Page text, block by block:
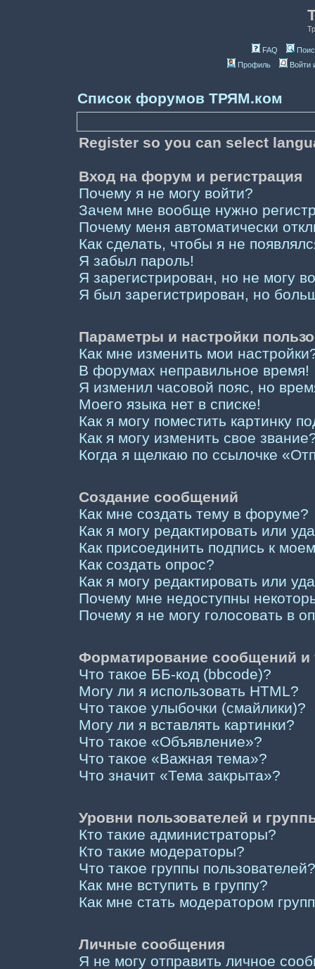
FAQ
Профиль
Войти
Список форумов ТРЯМ.ком
Register so you can select
Вход на форум и регистрация
Почему я не могу войти?
Зачем мне вообще нужно
Почему меня автоматически
Как сделать, чтобы я не
Я забыл пароль!
Я зарегистрирован, но не могу
Я был зарегистрирован, но
Параметры и настройки
Как мне изменить мои
В форумах неправильное время!
Я изменил часовой пояс, но
Моего языка нет в списке!
Как я могу поместить картинку
Как я могу изменить свое
Когда я щелкаю по ссылочке
Создание сообщений
Как мне создать тему в форуме?
Как я могу редактировать или
Как присоединить подпись к
Как создать опрос?
Как я могу редактировать или
Почему мне недоступны
Почему я не могу голосовать в
Форматирование сообщений
Что такое ББ-код (bbcode)?
Могу ли я использовать HTML?
Что такое улыбочки (смайлики)?
Могу ли я вставлять картинки?
Что такое «Объявление»?
Что такое «Важная тема»?
Что значит «Тема закрыта»?
Уровни пользователей и
Кто такие администраторы?
Кто такие модераторы?
Что такое группы пользователей?
Как мне вступить в группу?
Как мне стать модератором
Личные сообщения
Я не могу отправить личное